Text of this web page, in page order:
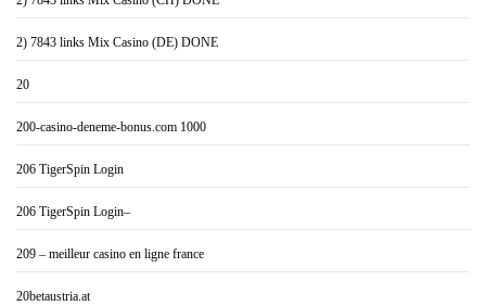
2) 7843 links Mix Casino (DE) DONE
20
200-casino-deneme-bonus.com 1000
206 TigerSpin Login
206 TigerSpin Login–
209 – meilleur casino en ligne france
20betaustria.at